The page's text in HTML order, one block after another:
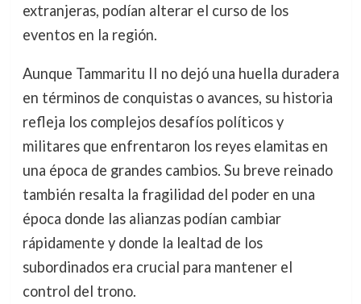
extranjeras, podían alterar el curso de los
eventos en la región.
Aunque Tammaritu II no dejó una huella duradera
en términos de conquistas o avances, su historia
refleja los complejos desafíos políticos y
militares que enfrentaron los reyes elamitas en
una época de grandes cambios. Su breve reinado
también resalta la fragilidad del poder en una
época donde las alianzas podían cambiar
rápidamente y donde la lealtad de los
subordinados era crucial para mantener el
control del trono.